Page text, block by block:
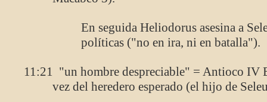
En seguida Heliodorus asesina a
políticas ("no en ira, ni en batalla").
11:21 "un hombre despreciable" = Antioco IV
vez del heredero esperado (el hijo de